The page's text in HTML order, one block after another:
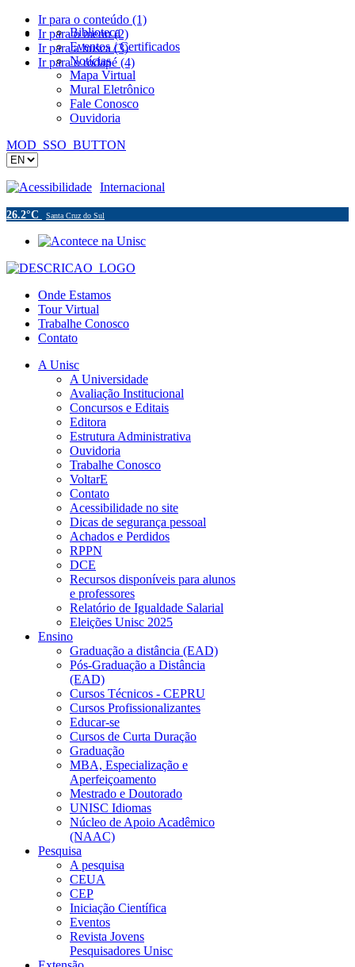
Ir para o conteúdo (1)
Ir para o menu (2)
Ir para a busca (3)
Ir para o rodapé (4)
Biblioteca
Eventos / Certificados
Notícias
Mapa Virtual
Mural Eletrônico
Fale Conosco
Ouvidoria
MOD_SSO_BUTTON
Acessibilidade Internacional
26.2°C Santa Cruz do Sul
Onde Estamos
Tour Virtual
Trabalhe Conosco
Contato
A Unisc
A Universidade
Avaliação Institucional
Concursos e Editais
Editora
Estrutura Administrativa
Ouvidoria
Trabalhe Conosco
VoltarE
Contato
Acessibilidade no site
Dicas de segurança pessoal
Achados e Perdidos
RPPN
DCE
Recursos disponíveis para alunos
e professores
Relatório de Igualdade Salarial
Eleições Unisc 2025
Ensino
Graduação a distância (EAD)
Pós-Graduação a Distância
(EAD)
Cursos Técnicos - CEPRU
Cursos Profissionalizantes
Educar-se
Cursos de Curta Duração
Graduação
MBA, Especialização e
Aperfeiçoamento
Mestrado e Doutorado
UNISC Idiomas
Núcleo de Apoio Acadêmico
(NAAC)
Pesquisa
A pesquisa
CEUA
CEP
Iniciação Científica
Eventos
Revista Jovens
Pesquisadores Unisc